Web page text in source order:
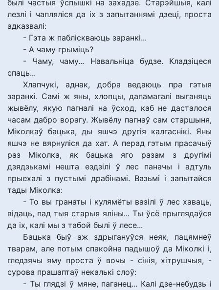
былі частыя ўспышкі на захадзе. Старэйшыя, калі
лезлі і чапляліся да іх з запытаннямі дзеці, проста
адказвалі:
- Гэта ж пабліскваюць заранкі...
- А чаму грыміць?
- Чаму, чаму... Навальніца будзе. Кладзіцеся
спаць...
Хлапчукі, аднак, добра ведаюць пра гэтыя
заранкі. Самі ж яны, хлопцы, дапамагалі выганяць
жывёлу, якую пагналі на ўсход, каб не дасталося
часам дабро ворагу. Жывёлу пагнаў сам старшыня,
Міколкаў бацька, ды яшчэ другія калгаснікі. Яны
яшчэ не вярнуліся да хат. А перад гэтым прасачыў
раз Міколка, як бацька яго разам з другімі
дзядзькамі нешта ездзілі ў лес паначы і адтуль
прыехалі з пустымі драбінамі. Вазьмі і запытайся
тады Міколка:
- То вы гранаты і кулямёты вазілі ў лес хаваць,
відаць, пад тыя старыя яліны... Ты ўсё прыглядаўся
да іх, калі мы з табой былі ў лесе...
Бацька быў аж здрыгануўся неяк, пацямнеў
тварам, але потым спакойна падышоў да Міколкі і,
гледзячы яму проста ў вочы - сінія, хітрушчыя, -
сурова прашаптаў некалькі слоў:
- Ты глядзі ў мяне, паганец... Калі дзе-небудзь і